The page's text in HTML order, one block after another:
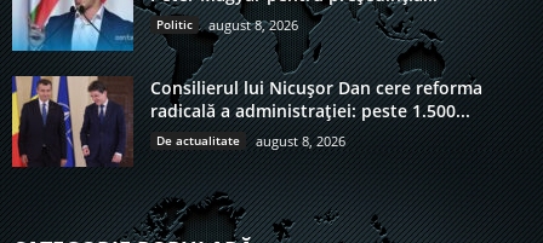
Politic august 8, 2026
Consilierul lui Nicușor Dan cere reforma
radicală a administrației: peste 1.500...
De actualitate august 8, 2026